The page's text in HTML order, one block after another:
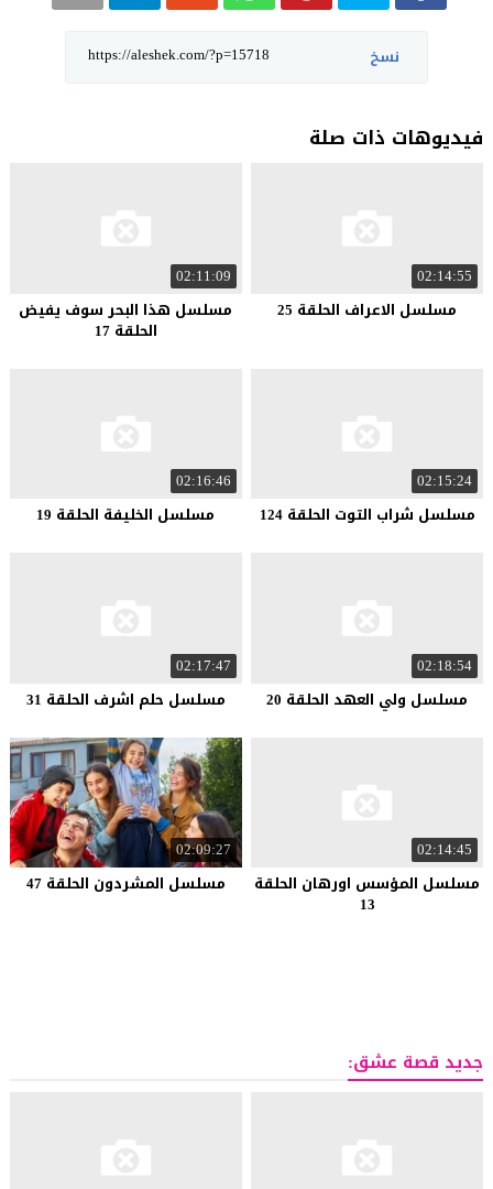
نسخ
فيديوهات ذات صلة
02:14:55
مسلسل الاعراف الحلقة 25
02:11:09
مسلسل هذا البحر سوف يفيض
الحلقة 17
02:15:24
مسلسل شراب التوت الحلقة 124
02:16:46
مسلسل الخليفة الحلقة 19
02:18:54
مسلسل ولي العهد الحلقة 20
02:17:47
مسلسل حلم اشرف الحلقة 31
02:14:45
مسلسل المؤسس اورهان الحلقة
13
02:09:27
مسلسل المشردون الحلقة 47
جديد قصة عشق: